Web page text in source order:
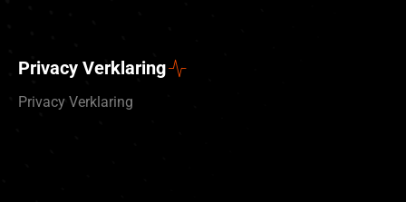
Privacy Verklaring
Privacy Verklaring